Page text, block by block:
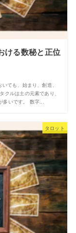
ける数秘と正位
ても、始まり、創造、
ルは土の元素であり、
いです。 数字...
タロット